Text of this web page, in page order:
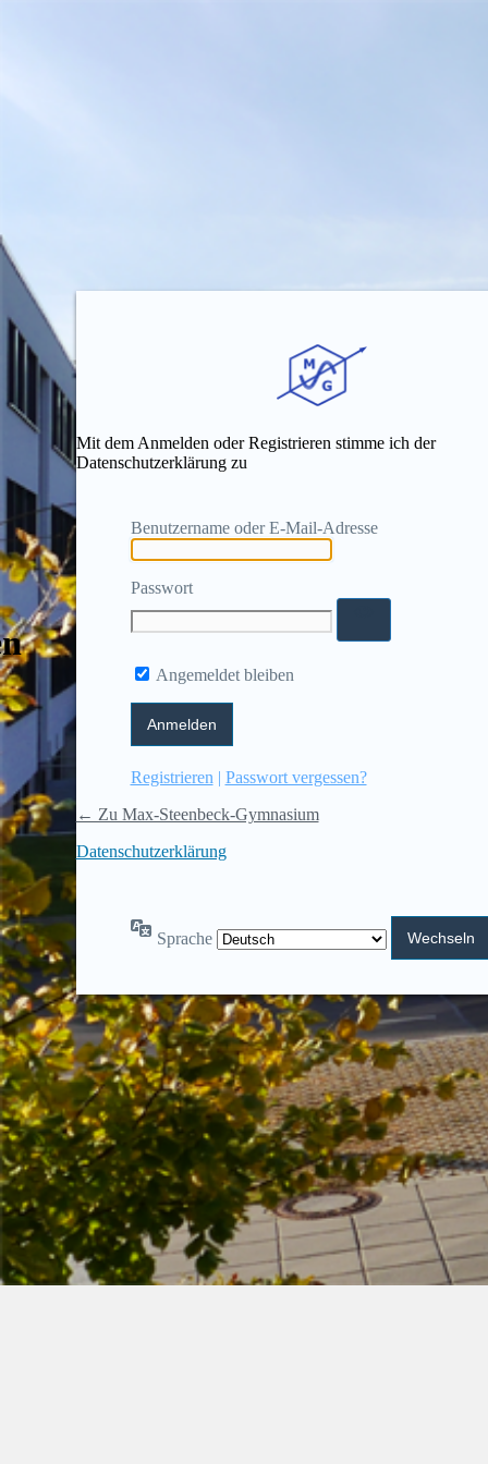
Mit dem Anmelden oder Registrieren stimme ich der
Datenschutzerklärung zu
Benutzername oder E-Mail-Adresse
Passwort
Angemeldet bleiben
Registrieren | Passwort vergessen?
← Zu Max-Steenbeck-Gymnasium
Datenschutzerklärung
Sprache